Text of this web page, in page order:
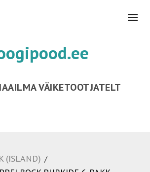
VÄIKETOOTJATELT
(ISLAND) /